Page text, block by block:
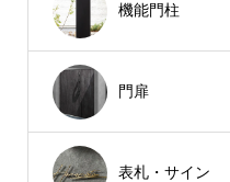
機能門柱
門扉
表札・サイン